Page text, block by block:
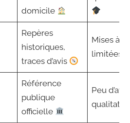
domicile
Repères
historiques,
traces d’avis
Mises à
limitées
Référence
publique
officielle
Peu d’avis